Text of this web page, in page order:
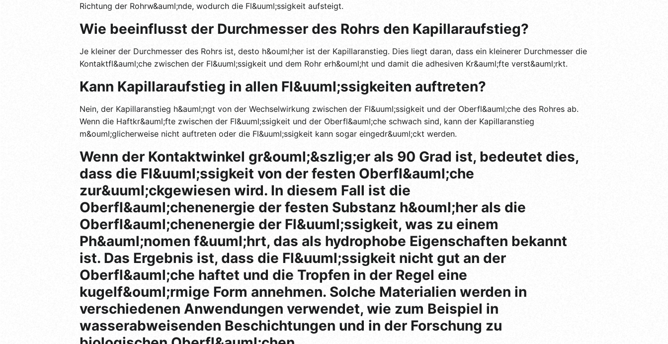
Richtung der Rohrw&auml;nde, wodurch die Fl&uuml;ssigkeit aufsteigt.
Wie beeinflusst der Durchmesser des Rohrs den Kapillaraufstieg?
Je kleiner der Durchmesser des Rohrs ist, desto h&ouml;her ist der Kapillaranstieg. Dies liegt daran, dass ein kleinerer Durchmesser die
Kontaktfl&auml;che zwischen der Fl&uuml;ssigkeit und dem Rohr erh&ouml;ht und damit die adhesiven Kr&auml;fte verst&auml;rkt.
Kann Kapillaraufstieg in allen Fl&uuml;ssigkeiten auftreten?
Nein, der Kapillaranstieg h&auml;ngt von der Wechselwirkung zwischen der Fl&uuml;ssigkeit und der Oberfl&auml;che des Rohres ab.
Wenn die Haftkr&auml;fte zwischen der Fl&uuml;ssigkeit und der Oberfl&auml;che schwach sind, kann der Kapillaranstieg
m&ouml;glicherweise nicht auftreten oder die Fl&uuml;ssigkeit kann sogar eingedr&uuml;ckt werden.
Wenn der Kontaktwinkel gr&ouml;&szlig;er als 90 Grad ist, bedeutet dies,
dass die Fl&uuml;ssigkeit von der festen Oberfl&auml;che
zur&uuml;ckgewiesen wird. In diesem Fall ist die
Oberfl&auml;chenenergie der festen Substanz h&ouml;her als die
Oberfl&auml;chenenergie der Fl&uuml;ssigkeit, was zu einem
Ph&auml;nomen f&uuml;hrt, das als hydrophobe Eigenschaften bekannt
ist. Das Ergebnis ist, dass die Fl&uuml;ssigkeit nicht gut an der
Oberfl&auml;che haftet und die Tropfen in der Regel eine
kugelf&ouml;rmige Form annehmen. Solche Materialien werden in
verschiedenen Anwendungen verwendet, wie zum Beispiel in
wasserabweisenden Beschichtungen und in der Forschung zu